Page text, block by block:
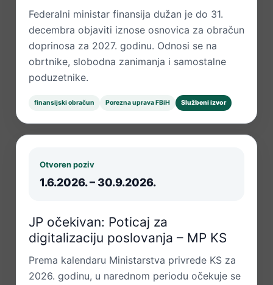
Federalni ministar finansija dužan je do 31.
decembra objaviti iznose osnovica za obračun
doprinosa za 2027. godinu. Odnosi se na
obrtnike, slobodna zanimanja i samostalne
poduzetnike.
finansijski obračun Porezna uprava FBiH Službeni izvor
Otvoren poziv
1.6.2026. – 30.9.2026.
JP očekivan: Poticaj za
digitalizaciju poslovanja – MP KS
Prema kalendaru Ministarstva privrede KS za
2026. godinu, u narednom periodu očekuje se